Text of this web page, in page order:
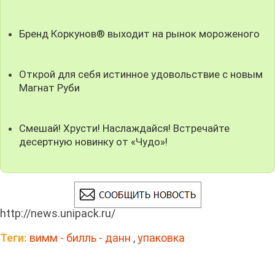
Бренд Коркунов® выходит на рынок мороженого
Открой для себя истинное удовольствие с новым
Магнат Руби
Смешай! Хрусти! Наслаждайся! Встречайте
десертную новинку от «Чудо»!
http://news.unipack.ru/
Теги: вимм - билль - данн ,упаковка